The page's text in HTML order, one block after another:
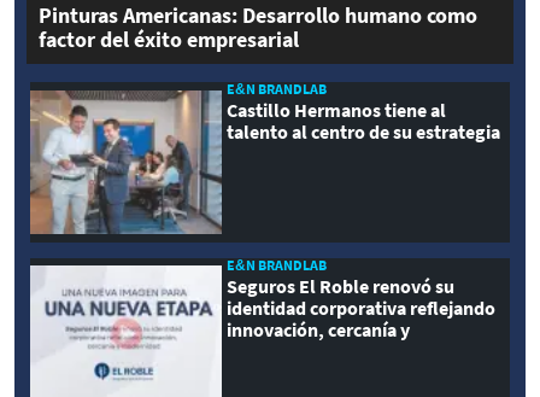
Pinturas Americanas: Desarrollo humano como
factor del éxito empresarial
E&N BRANDLAB
Castillo Hermanos tiene al
talento al centro de su estrategia
E&N BRANDLAB
Seguros El Roble renovó su
identidad corporativa reflejando
innovación, cercanía y